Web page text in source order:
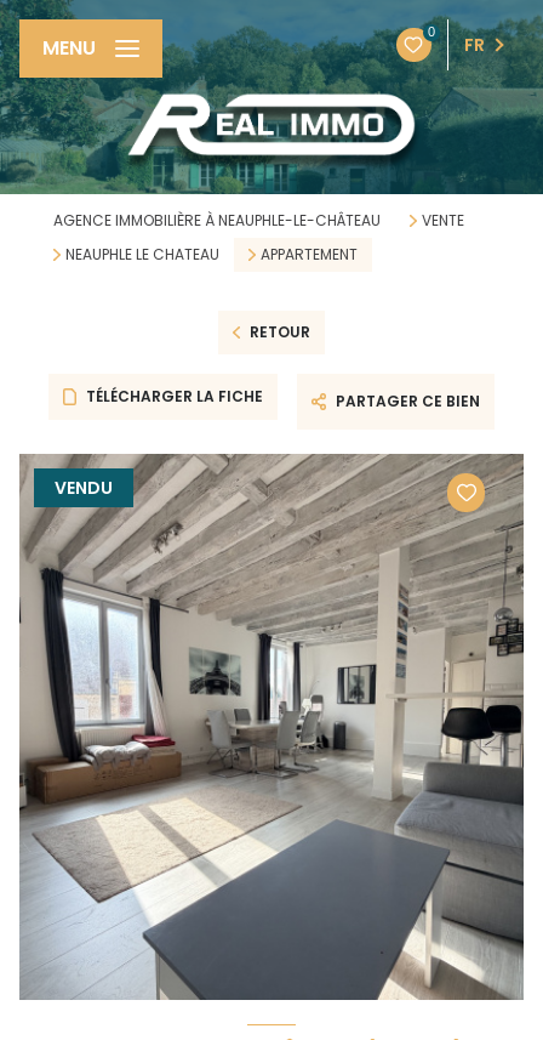
0
FR
MENU
AGENCE IMMOBILIÈRE À NEAUPHLE-LE-CHÂTEAU
VENTE
NEAUPHLE LE CHATEAU
APPARTEMENT
RETOUR
TÉLÉCHARGER LA FICHE PARTAGER CE BIEN
VENDU